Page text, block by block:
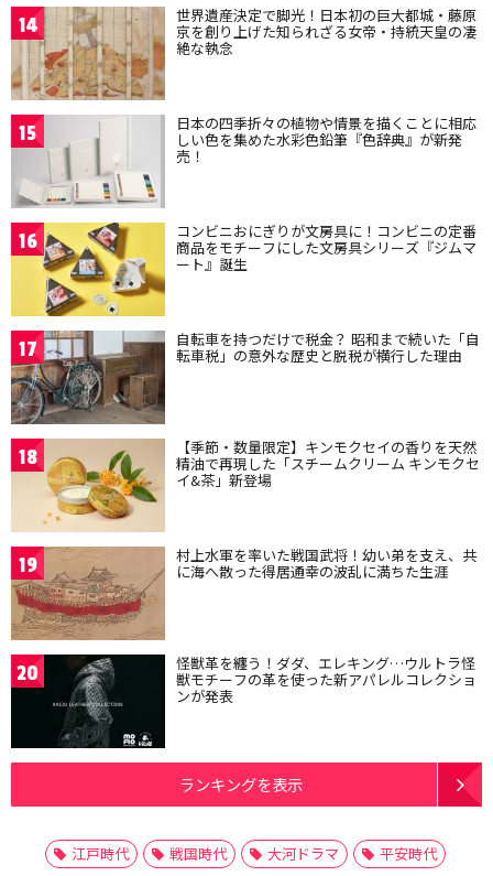
14 世界遺産決定で脚光！日本初の巨大都城・藤原
京を創り上げた知られざる女帝・持統天皇の凄
絶な執念
15 日本の四季折々の植物や情景を描くことに相応
しい色を集めた水彩色鉛筆『色辞典』が新発
売！
16 コンビニおにぎりが文房具に！コンビニの定番
商品をモチーフにした文房具シリーズ『ジムマ
ート』誕生
17 自転車を持つだけで税金？ 昭和まで続いた「自
転車税」の意外な歴史と脱税が横行した理由
18 【季節・数量限定】キンモクセイの香りを天然
精油で再現した「スチームクリーム キンモクセ
イ&茶」新登場
19 村上水軍を率いた戦国武将！幼い弟を支え、共
に海へ散った得居通幸の波乱に満ちた生涯
20 怪獣革を纏う！ダダ、エレキング…ウルトラ怪
獣モチーフの革を使った新アパレルコレクショ
ンが発表
ランキングを表示
江戸時代 戦国時代 大河ドラマ
平安時代